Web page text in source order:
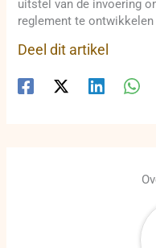
uitstel van de invoering
reglement te
Deel dit artikel